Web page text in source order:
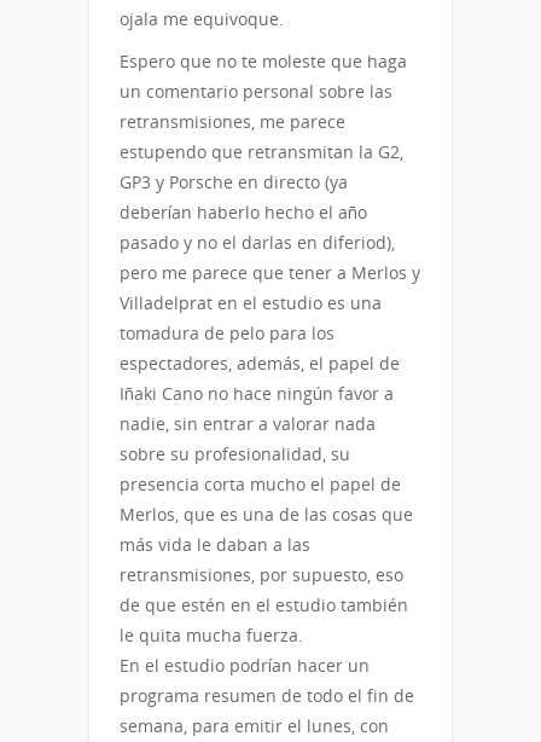
ojala me equivoque.
Espero que no te moleste que haga
un comentario personal sobre las
retransmisiones, me parece
estupendo que retransmitan la G2,
GP3 y Porsche en directo (ya
deberían haberlo hecho el año
pasado y no el darlas en diferiod),
pero me parece que tener a Merlos y
Villadelprat en el estudio es una
tomadura de pelo para los
espectadores, además, el papel de
Iñaki Cano no hace ningún favor a
nadie, sin entrar a valorar nada
sobre su profesionalidad, su
presencia corta mucho el papel de
Merlos, que es una de las cosas que
más vida le daban a las
retransmisiones, por supuesto, eso
de que estén en el estudio también
le quita mucha fuerza.
En el estudio podrían hacer un
programa resumen de todo el fin de
semana, para emitir el lunes, con